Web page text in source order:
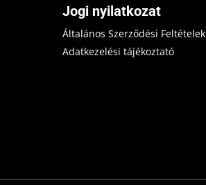
Jogi nyilatkozat
Általános Szerződési Feltételek
Adatkezelési tájékoztató